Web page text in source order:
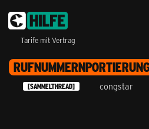
Tarife mit Vertrag
[SAMMELTHREAD] congstar